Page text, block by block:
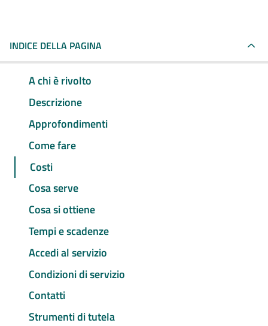
INDICE DELLA PAGINA
A chi è rivolto
Descrizione
Approfondimenti
Come fare
Costi
Cosa serve
Cosa si ottiene
Tempi e scadenze
Accedi al servizio
Condizioni di servizio
Contatti
Strumenti di tutela